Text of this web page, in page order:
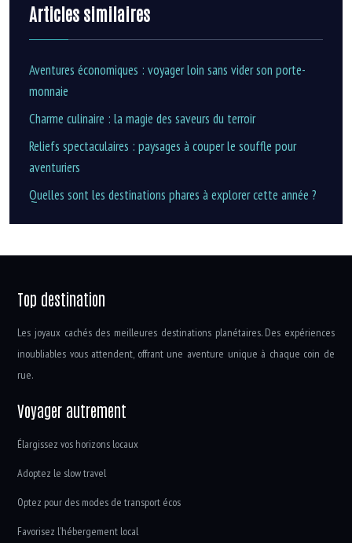
Articles similaires
Aventures économiques : voyager loin sans vider son porte-
monnaie
Charme culinaire : la magie des saveurs du terroir
Reliefs spectaculaires : paysages à couper le souffle pour
aventuriers
Quelles sont les destinations phares à explorer cette année ?
Top destination
Les joyaux cachés des meilleures destinations planétaires. Des expériences
inoubliables vous attendent, offrant une aventure unique à chaque coin de
rue.
Voyager autrement
Élargissez vos horizons locaux
Adoptez le slow travel
Optez pour des modes de transport écos
Favorisez l’hébergement local